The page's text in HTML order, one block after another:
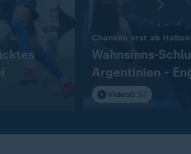
Chancen erst ab
Wahnsinns-
Argentinien -
Video9:57